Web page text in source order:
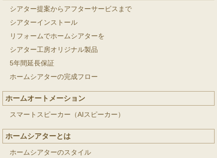
シアター提案からアフターサービスまで
シアターインストール
リフォームでホームシアターを
シアター工房オリジナル製品
5年間延長保証
ホームシアターの完成フロー
ホームオートメーション
スマートスピーカー（AIスピーカー）
ホームシアターとは
ホームシアターのスタイル